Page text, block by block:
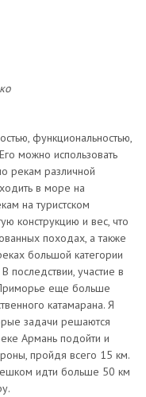
функциональностью,
можно использовать
рекам различной
в море на
на туристском
конструкцию и вес, что
походах, а также
большой категории
последствии, участие в
еще больше
катамарана. Я
задачи решаются
Армань подойти и
пройдя всего 15 км.
идти больше 50 км